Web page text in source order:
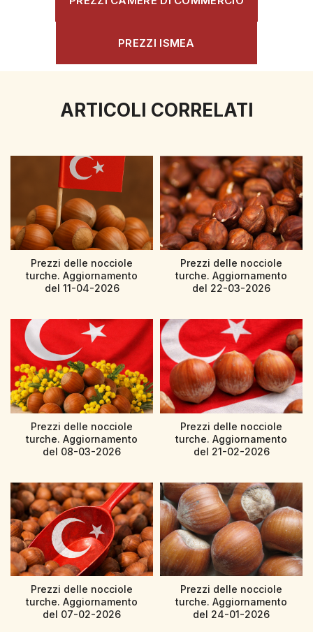
PREZZI ISMEA
ARTICOLI CORRELATI
Prezzi delle nocciole
turche. Aggiornamento
del 11-04-2026
Prezzi delle nocciole
turche. Aggiornamento
del 22-03-2026
Prezzi delle nocciole
turche. Aggiornamento
del 08-03-2026
Prezzi delle nocciole
turche. Aggiornamento
del 21-02-2026
Prezzi delle nocciole
turche. Aggiornamento
del 07-02-2026
Prezzi delle nocciole
turche. Aggiornamento
del 24-01-2026